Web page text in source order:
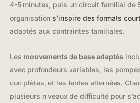
4-5 minutes, puis un circuit familial de
organisation s’inspire des formats
adaptés aux contraintes familiales.
Les mouvements de base adaptés
avec profondeurs variables, les
complètes, et les fentes alternées.
plusieurs niveaux de difficulté pour